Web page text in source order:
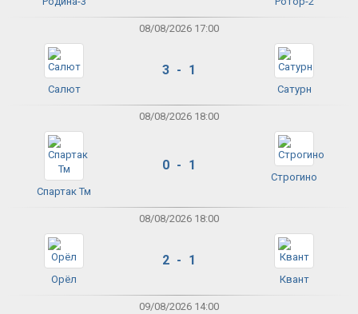
08/08/2026 17:00
Салют
3 - 1
Сатурн
08/08/2026 18:00
Спартак Тм
0 - 1
Строгино
08/08/2026 18:00
Орёл
2 - 1
Квант
09/08/2026 14:00